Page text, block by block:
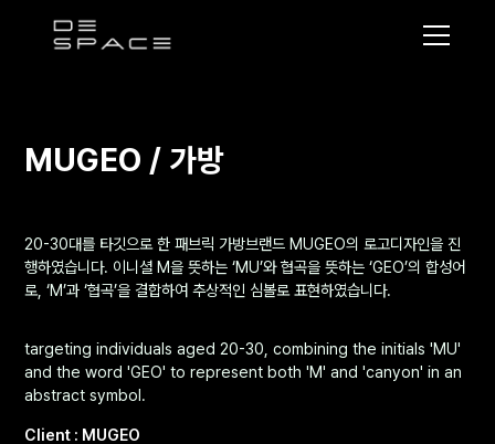
이MUGEO / 가방
20-30대를 타깃으로 한 패브릭 가방브랜드 MUGEO의 로고디자인을 진
행하였습니다. 이니셜 M을 뜻하는 ‘MU’와 협곡을 뜻하는 ‘GEO’의 합성어
로, ‘M’과 ‘협곡’을 결합하여 추상적인 심볼로 표현하였습니다.
targeting individuals aged 20-30, combining the initials 'MU'
and the word 'GEO' to represent both 'M' and 'canyon' in an
abstract symbol.
Client : MUGEO